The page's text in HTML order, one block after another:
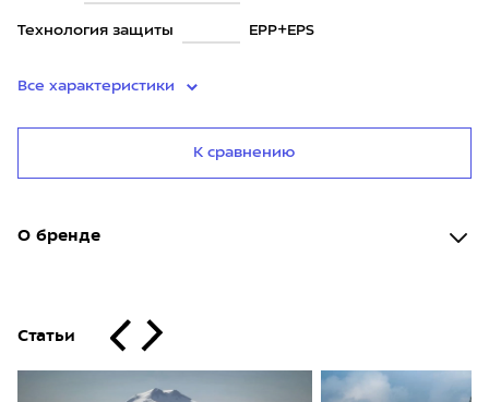
Технология защиты EPP+EPS
Все характеристики
К сравнению
О бренде
Статьи